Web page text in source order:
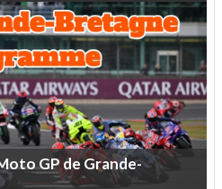
GPdeGrande-